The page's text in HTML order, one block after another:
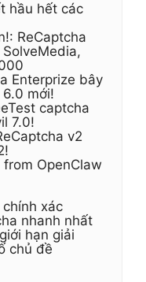
hầu hết các
ReCaptcha
Enterprize bây
mới!
captcha
7.0!
v2
OpenClaw
xác
nhanh nhất
hạn giải
chủ đề